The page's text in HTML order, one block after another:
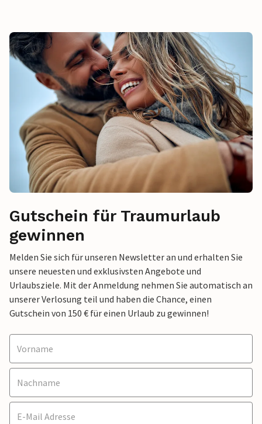
Gutschein für Traumurlaub
gewinnen
Melden Sie sich für unseren Newsletter an und erhalten Sie
unsere neuesten und exklusivsten Angebote und
Urlaubsziele. Mit der Anmeldung nehmen Sie automatisch an
unserer Verlosung teil und haben die Chance, einen
Gutschein von 150 € für einen Urlaub zu gewinnen!